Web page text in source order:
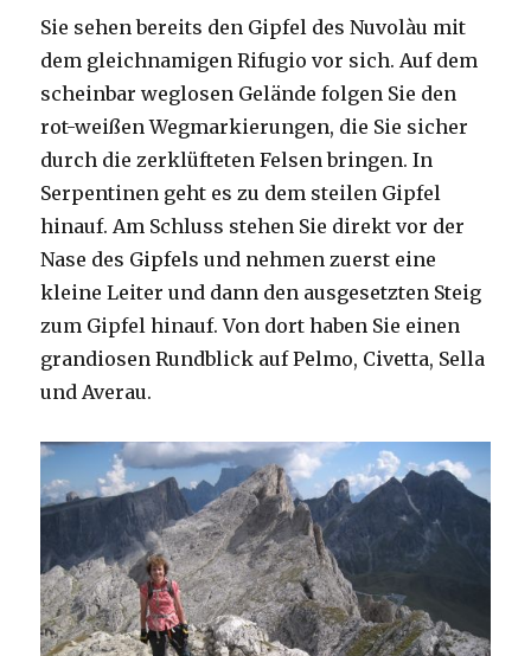
Sie sehen bereits den Gipfel des Nuvolàu mit
dem gleichnamigen Rifugio vor sich. Auf dem
scheinbar weglosen Gelände folgen Sie den
rot-weißen Wegmarkierungen, die Sie sicher
durch die zerklüfteten Felsen bringen. In
Serpentinen geht es zu dem steilen Gipfel
hinauf. Am Schluss stehen Sie direkt vor der
Nase des Gipfels und nehmen zuerst eine
kleine Leiter und dann den ausgesetzten Steig
zum Gipfel hinauf. Von dort haben Sie einen
grandiosen Rundblick auf Pelmo, Civetta, Sella
und Averau.